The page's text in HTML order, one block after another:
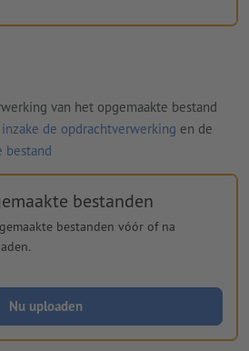
van het opgemaakte bestand
de opdrachtverwerking en de
bestand
bestanden
bestanden vóór of na
Nu uploaden